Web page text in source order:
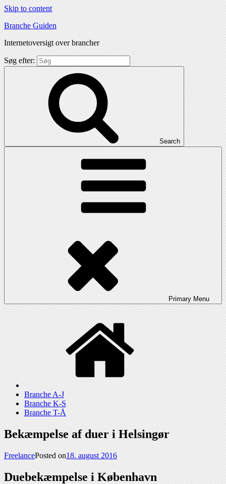
Skip to content
Branche Guiden
Internetoversigt over brancher
Søg efter:
Search
Primary Menu
Branche A-J
Branche K-S
Branche T-Å
Bekæmpelse af duer i Helsingør
FreelancePosted on18. august 2016
Duebekæmpelse i København